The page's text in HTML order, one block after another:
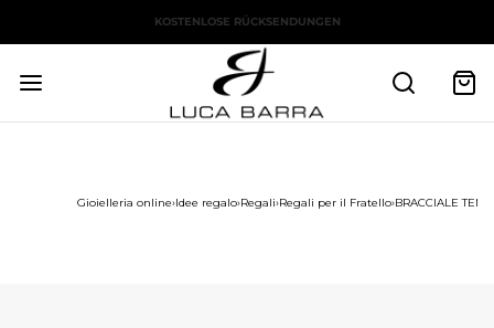
KOSTENLOSE RÜCKSENDUNGEN
Gioielleria online›Idee regalo›Regali›Regali per il Fratello›BRACCIALE